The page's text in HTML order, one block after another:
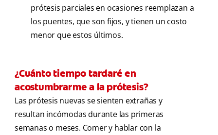
prótesis parciales en ocasiones reemplazan a
los puentes, que son fijos, y tienen un costo
menor que estos últimos.
¿Cuánto tiempo tardaré en
acostumbrarme a la prótesis?
Las prótesis nuevas se sienten extrañas y
resultan incómodas durante las primeras
semanas o meses. Comer y hablar con la